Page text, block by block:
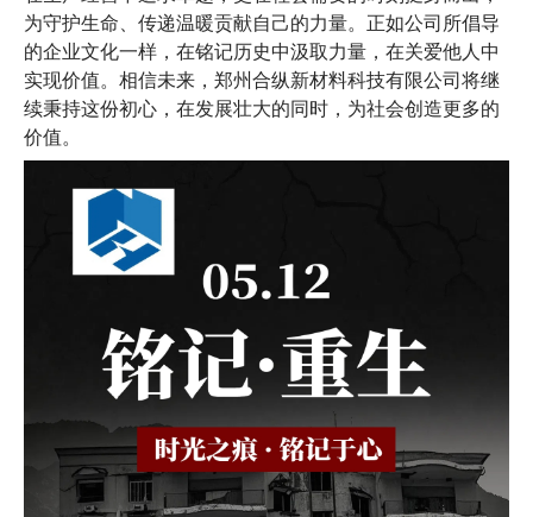
为守护生命、传递温暖贡献自己的力量。正如公司所倡导
的企业文化一样，在铭记历史中汲取力量，在关爱他人中
实现价值。相信未来，郑州合纵新材料科技有限公司将继
续秉持这份初心，在发展壮大的同时，为社会创造更多的
价值。